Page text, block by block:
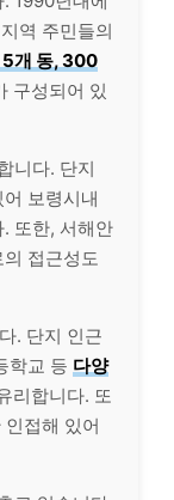
역 주민들의
5개 동, 300
구성되어 있
니다. 단지
보령시내
또한, 서해안
접근성도
. 단지 인근
학교 등 다양
리합니다. 또
접해 있어